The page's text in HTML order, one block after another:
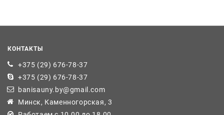
КОНТАКТЫ
+375 (29) 676-78-37
+375 (29) 676-78-37
banisauny.by@gmail.com
Минск, Каменногорская, 3